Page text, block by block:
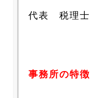
代表 税理士
事務所の特徴